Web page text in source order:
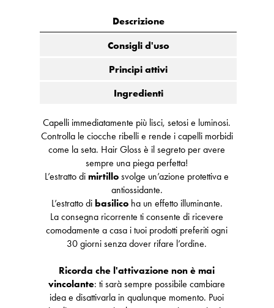
Descrizione
Consigli d'uso
Principi attivi
Ingredienti
Capelli immediatamente più lisci, setosi e luminosi.
Controlla le ciocche ribelli e rende i capelli morbidi
come la seta. Hair Gloss è il segreto per avere
sempre una piega perfetta!
L’estratto dimirtillo svolge un’azione protettiva e
antiossidante.
L’estratto di basilicoha un effetto illuminante.
La consegna ricorrente ti consente di ricevere
comodamente a casa i tuoi prodotti preferiti ogni
30 giorni senza dover rifare l’ordine.
Ricorda che l'attivazione non è mai
vincolante: ti sarà sempre possibile cambiare
idea e disattivarla in qualunque momento. Puoi